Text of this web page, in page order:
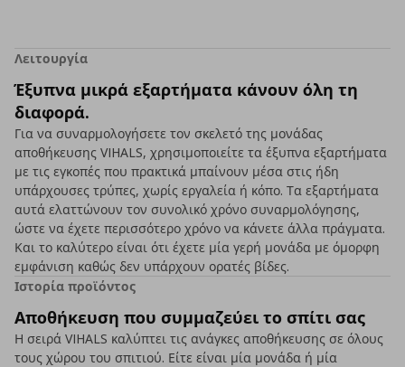
Λειτουργία
Έξυπνα μικρά εξαρτήματα κάνουν όλη τη
διαφορά.
Για να συναρμολογήσετε τον σκελετό της μονάδας
αποθήκευσης VIHALS, χρησιμοποιείτε τα έξυπνα εξαρτήματα
με τις εγκοπές που πρακτικά μπαίνουν μέσα στις ήδη
υπάρχουσες τρύπες, χωρίς εργαλεία ή κόπο. Τα εξαρτήματα
αυτά ελαττώνουν τον συνολικό χρόνο συναρμολόγησης,
ώστε να έχετε περισσότερο χρόνο να κάνετε άλλα πράγματα.
Και το καλύτερο είναι ότι έχετε μία γερή μονάδα με όμορφη
εμφάνιση καθώς δεν υπάρχουν ορατές βίδες.
Ιστορία προϊόντος
Αποθήκευση που συμμαζεύει το σπίτι σας
Η σειρά VIHALS καλύπτει τις ανάγκες αποθήκευσης σε όλους
τους χώρου του σπιτιού. Είτε είναι μία μονάδα ή μία